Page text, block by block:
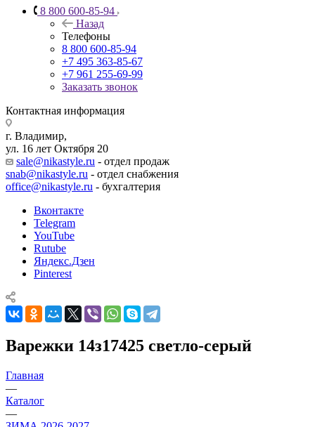
8 800 600-85-94
Назад
Телефоны
8 800 600-85-94
+7 495 363-85-67
+7 961 255-69-99
Заказать звонок
Контактная информация
г. Владимир,
ул. 16 лет Октября 20
sale@nikastyle.ru - отдел продаж
snab@nikastyle.ru - отдел снабжения
office@nikastyle.ru - бухгалтерия
Вконтакте
Telegram
YouTube
Rutube
Яндекс.Дзен
Pinterest
Варежки 14з17425 светло-серый
Главная
—
Каталог
—